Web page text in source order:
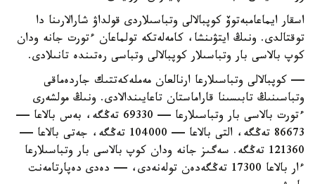
اسقار ايماعامبەتوۆ كوپبالالى وتباسىلاردى قولداۋ شارالارىنا دا
توقتالدى. ونىڭ ايتۋىنشا، كامەلەتكە تولماعان ءتورت جانە ودان
كوپ بالاسى بار وتباسىلار كوپبالالى وتباسى رەتىندە تانىلادى.
— كوپبالالى وتباسىلارعا ارنالعان مەملەكەتتىك جاردەماقى
وتباسىنىڭ تابىسىنا قاراماستان تاعايىندالادى. ونىڭ مولشەرى
ءتورت بالاسى بار وتباسىلارعا — 69330 تەڭگە، بەس بالاعا —
86673 تەڭگە، التى بالاعا — 104000 تەڭگە، جەتى بالاعا —
121360 تەڭگە. سەگىز جانە ودان كوپ بالاسى بار وتباسىلارعا
ءار بالاعا 17300 تەڭگەدەن تولەنەدى، — دەدى دەپارتامەنت